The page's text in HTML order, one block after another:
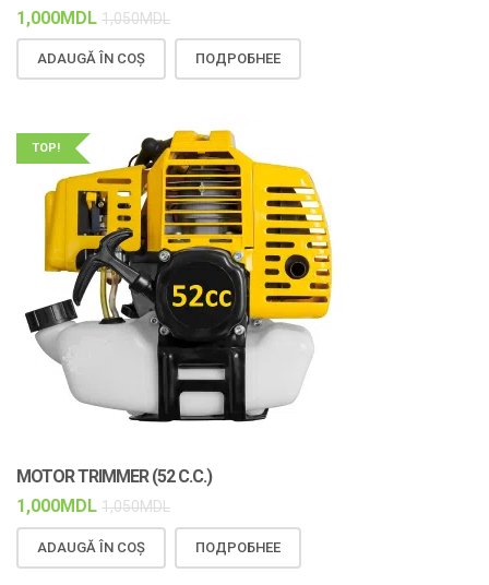
1,000MDL 1,050MDL
ADAUGĂ ÎN COȘ ПОДРОБНЕЕ
TOP!
MOTOR TRIMMER (52 C.C.)
1,000MDL 1,050MDL
ADAUGĂ ÎN COȘ ПОДРОБНЕЕ